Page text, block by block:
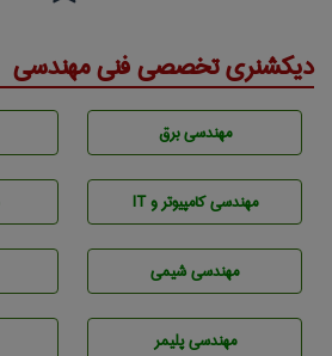
دیکشنری تخصصی فنی مهندسی
مهندسی برق
مهندسی كامپيوتر و IT
مهندسي شيمی
مهندسی پليمر